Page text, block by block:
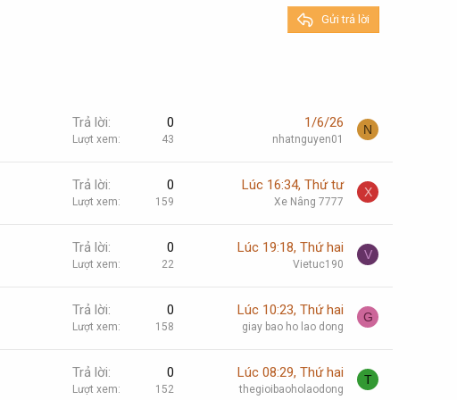
Gửi trả lời
Trả lời 0
Lượt xem 43
1/6/26
nhatnguyen01
N
Trả lời 0
Lượt xem 159
Lúc 16:34, Thứ tư
Xe Nâng 7777
X
Trả lời 0
Lượt xem 22
Lúc 19:18, Thứ hai
Vietuc190
V
Trả lời 0
Lượt xem 158
Lúc 10:23, Thứ hai
giay bao ho lao dong
G
Trả lời 0
Lượt xem 152
Lúc 08:29, Thứ hai
thegioibaoholaodong
T